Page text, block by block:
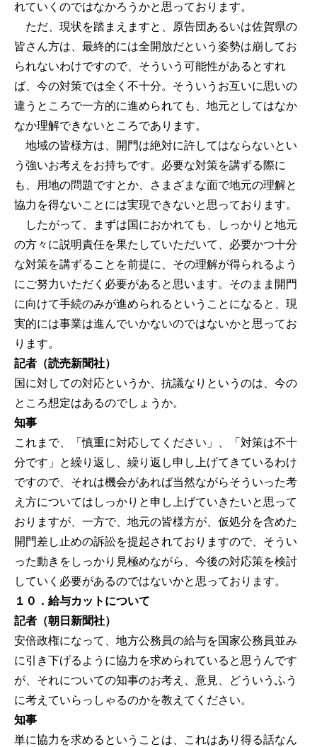
れていくのではなかろうかと思っております。
ただ、現状を踏まえますと、原告団あるいは佐賀県の
皆さん方は、最終的には全開放だという姿勢は崩してお
られないわけですので、そういう可能性があるとすれ
ば、今の対策では全く不十分。そういうお互いに思いの
違うところで一方的に進められても、地元としてはなか
なか理解できないところであります。
地域の皆様方は、開門は絶対に許してはならないとい
う強いお考えをお持ちです。必要な対策を講ずる際に
も、用地の問題ですとか、さまざまな面で地元の理解と
協力を得ないことには実現できないと思っております。
したがって、まずは国におかれても、しっかりと地元
の方々に説明責任を果たしていただいて、必要かつ十分
な対策を講ずることを前提に、その理解が得られるよう
にご努力いただく必要があると思います。そのまま開門
に向けて手続のみが進められるということになると、現
実的には事業は進んでいかないのではないかと思ってお
ります。
記者（読売新聞社）
国に対しての対応というか、抗議なりというのは、今の
ところ想定はあるのでしょうか。
知事
これまで、「慎重に対応してください」、「対策は不十
分です」と繰り返し、繰り返し申し上げてきているわけ
ですので、それは機会があれば当然ながらそういった考
え方についてはしっかりと申し上げていきたいと思って
おりますが、一方で、地元の皆様方が、仮処分を含めた
開門差し止めの訴訟を提起されておりますので、そうい
った動きをしっかり見極めながら、今後の対応策を検討
していく必要があるのではないかと思っております。
１０．給与カットについて
記者（朝日新聞社）
安倍政権になって、地方公務員の給与を国家公務員並み
に引き下げるように協力を求められていると思うんです
が、それについての知事のお考え、意見、どういうふう
に考えていらっしゃるのかを教えてください。
知事
単に協力を求めるということは、これはあり得る話なん